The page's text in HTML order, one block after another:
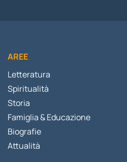
AREE
Letteratura
Spiritualità
Storia
Famiglia & Educazione
Biografie
Attualità